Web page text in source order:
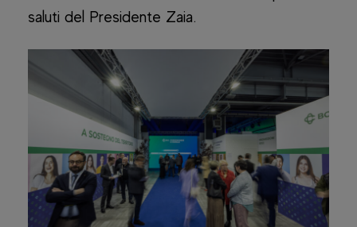
saluti del Presidente Zaia.